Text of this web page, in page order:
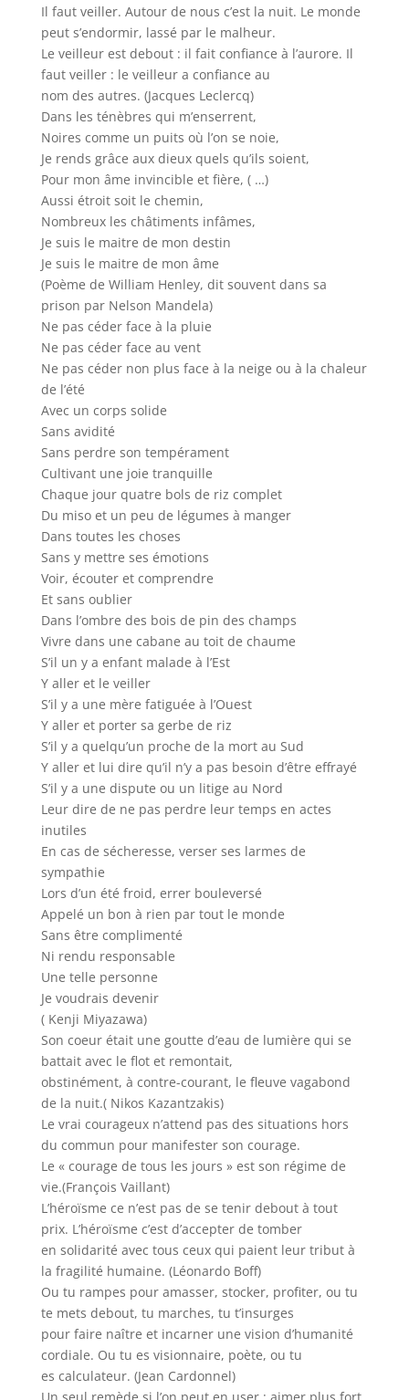
Il faut veiller. Autour de nous c’est la nuit. Le monde
peut s’endormir, lassé par le malheur.
Le veilleur est debout : il fait confiance à l’aurore. Il
faut veiller : le veilleur a confiance au
nom des autres. (Jacques Leclercq)
Dans les ténèbres qui m’enserrent,
Noires comme un puits où l’on se noie,
Je rends grâce aux dieux quels qu’ils soient,
Pour mon âme invincible et fière, ( …)
Aussi étroit soit le chemin,
Nombreux les châtiments infâmes,
Je suis le maitre de mon destin
Je suis le maitre de mon âme
(Poème de William Henley, dit souvent dans sa
prison par Nelson Mandela)
Ne pas céder face à la pluie
Ne pas céder face au vent
Ne pas céder non plus face à la neige ou à la chaleur
de l’été
Avec un corps solide
Sans avidité
Sans perdre son tempérament
Cultivant une joie tranquille
Chaque jour quatre bols de riz complet
Du miso et un peu de légumes à manger
Dans toutes les choses
Sans y mettre ses émotions
Voir, écouter et comprendre
Et sans oublier
Dans l’ombre des bois de pin des champs
Vivre dans une cabane au toit de chaume
S’il un y a enfant malade à l’Est
Y aller et le veiller
S’il y a une mère fatiguée à l’Ouest
Y aller et porter sa gerbe de riz
S’il y a quelqu’un proche de la mort au Sud
Y aller et lui dire qu’il n’y a pas besoin d’être effrayé
S’il y a une dispute ou un litige au Nord
Leur dire de ne pas perdre leur temps en actes
inutiles
En cas de sécheresse, verser ses larmes de
sympathie
Lors d’un été froid, errer bouleversé
Appelé un bon à rien par tout le monde
Sans être complimenté
Ni rendu responsable
Une telle personne
Je voudrais devenir
( Kenji Miyazawa)
Son coeur était une goutte d’eau de lumière qui se
battait avec le flot et remontait,
obstinément, à contre-courant, le fleuve vagabond
de la nuit.( Nikos Kazantzakis)
Le vrai courageux n’attend pas des situations hors
du commun pour manifester son courage.
Le « courage de tous les jours » est son régime de
vie.(François Vaillant)
L’héroïsme ce n’est pas de se tenir debout à tout
prix. L’héroïsme c’est d’accepter de tomber
en solidarité avec tous ceux qui paient leur tribut à
la fragilité humaine. (Léonardo Boff)
Ou tu rampes pour amasser, stocker, profiter, ou tu
te mets debout, tu marches, tu t’insurges
pour faire naître et incarner une vision d’humanité
cordiale. Ou tu es visionnaire, poète, ou tu
es calculateur. (Jean Cardonnel)